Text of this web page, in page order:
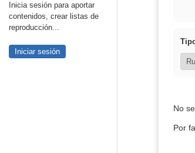
Inicia sesión para aportar
contenidos, crear listas de
reproducción...
Iniciar sesión
No
Por